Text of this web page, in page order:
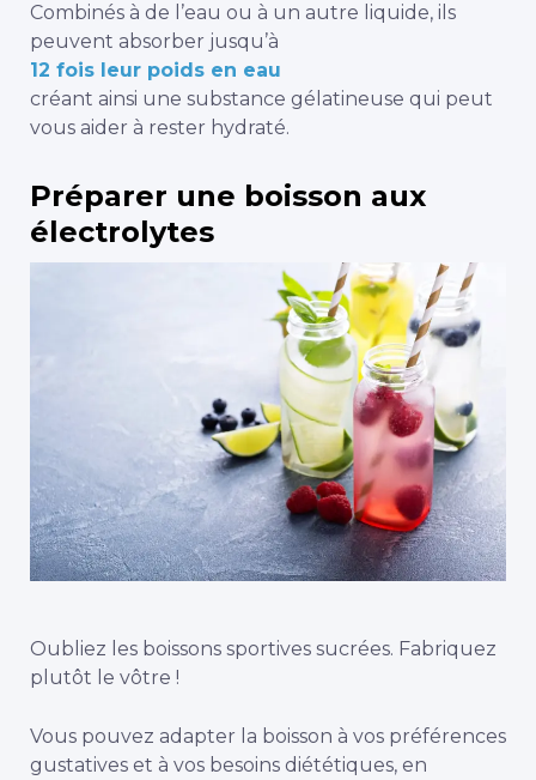
Combinés à de l’eau ou à un autre liquide, ils
peuvent absorber jusqu’à
12 fois leur poids en eau
créant ainsi une substance gélatineuse qui peut
vous aider à rester hydraté.
Préparer une boisson aux
électrolytes
Oubliez les boissons sportives sucrées. Fabriquez
plutôt le vôtre !
Vous pouvez adapter la boisson à vos préférences
gustatives et à vos besoins diététiques, en